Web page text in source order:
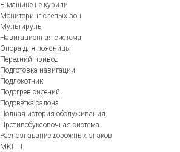
В машине не курили
Мониторинг слепых зон
Мультируль
Навигационная система
Опора для поясницы
Передний привод
Подготовка навигации
Подлокотник
Подогрев сидений
Подсветка салона
Полная история обслуживания
Противобуксовочная система
Распознавание дорожных знаков
МКПП